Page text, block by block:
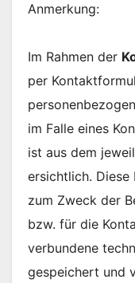
Anmerkung:
Im Rahmen der
per
im Falle eines
ist aus dem
ersichtlich. Diese
zum Zweck der
bzw. für die
verbundene
gespeichert und